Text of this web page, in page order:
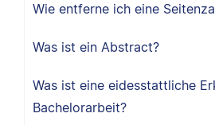
Wie entferne ich eine
Was ist ein Abstract?
Was ist eine eidesstattliche
Bachelorarbeit?